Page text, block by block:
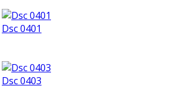
Dsc 0401
Dsc 0403